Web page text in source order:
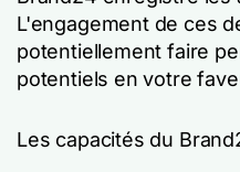
L'engagement de ces
potentiellement faire
potentiels en votre
Les capacités du